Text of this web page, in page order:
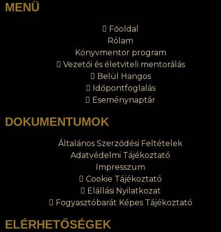
MENÜ
Főoldal
Rólam
Könyvmentor program
Vezetői és életviteli mentorálás
Belül Hangos
Időpontfoglalás
Eseménynaptár
DOKUMENTUMOK
Általános Szerződési Feltételek
Adatvédelmi Tájékoztató
Impresszum
Cookie Tájékoztató
Elállási Nyilatkozat
Fogyasztóbarát Képes Tájékoztató
ELÉRHETŐSÉGEK